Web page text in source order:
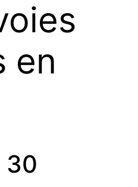
en
30